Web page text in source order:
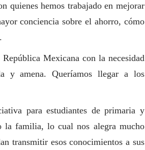
quienes hemos trabajado en mejorar
conciencia sobre el ahorro, cómo
Mexicana con la necesidad
y amena. Queríamos llegar a los
para estudiantes de primaria y
la familia, lo cual nos alegra mucho
transmitir esos conocimientos a sus